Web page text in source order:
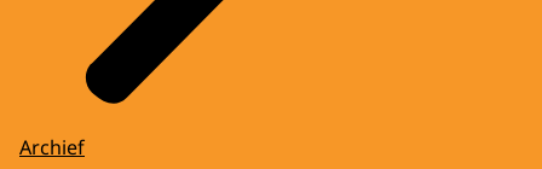
Archief